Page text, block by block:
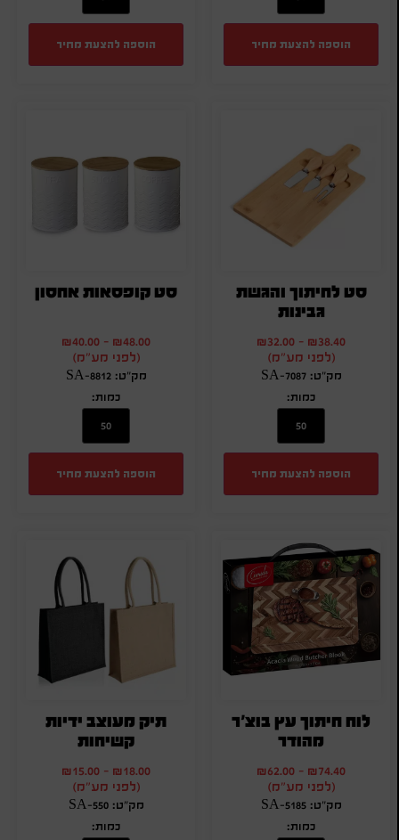
הוספה להצעת מחיר הוספה להצעת מחיר
סט לחיתוך והגשת
גבינות
₪38.40
-
₪32.00
(לפני מע"מ)
מק"ט: SA-7087
כמות:
הוספה להצעת מחיר
סט קופסאות אחסון
₪48.00
-
₪40.00
(לפני מע"מ)
מק"ט: SA-8812
כמות:
הוספה להצעת מחיר
לוח חיתוך עץ בוצ'ר
מהודר
₪74.40
-
₪62.00
(לפני מע"מ)
מק"ט: SA-5185
כמות:
תיק מעוצב ידיות
קשיחות
₪18.00
-
₪15.00
(לפני מע"מ)
מק"ט: SA-550
כמות: